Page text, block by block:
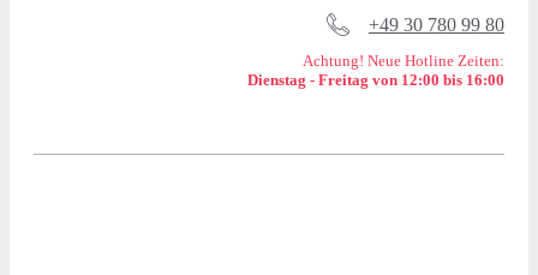
+49 30 780 99 80
Achtung! Neue Hotline Zeiten:
Dienstag - Freitag von 12:00 bis 16:00